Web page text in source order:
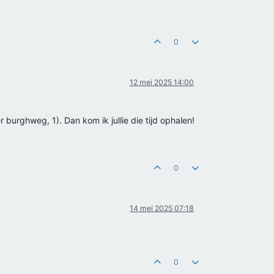
0
12 mei 2025 14:00
1). Dan kom ik jullie die tijd ophalen!
0
14 mei 2025 07:18
0